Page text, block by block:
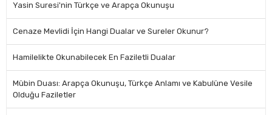
Yasin Suresi'nin Türkçe ve Arapça Okunuşu
Cenaze Mevlidi İçin Hangi Dualar ve Sureler Okunur?
Hamilelikte Okunabilecek En Faziletli Dualar
Mübin Duası: Arapça Okunuşu, Türkçe Anlamı ve Kabulüne Vesile
Olduğu Faziletler